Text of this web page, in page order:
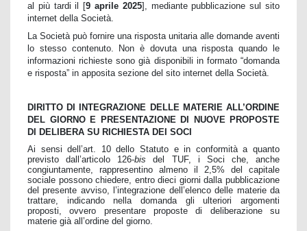
al più tardi il [9 aprile 2025], mediante pubblicazione sul sito
internet della Società.
La Società può fornire una risposta unitaria alle domande aventi
lo stesso contenuto. Non è dovuta una risposta quando le
informazioni richieste sono già disponibili in formato “domanda
e risposta” in apposita sezione del sito internet della Società.
DIRITTO DI INTEGRAZIONE DELLE MATERIE ALL’ORDINE
DEL GIORNO E PRESENTAZIONE DI NUOVE PROPOSTE
DI DELIBERA SU RICHIESTA DEI SOCI
Ai sensi dell’art. 10 dello Statuto e in conformità a quanto
previsto dall’articolo 126-bis del TUF, i Soci che, anche
congiuntamente, rappresentino almeno il 2,5% del capitale
sociale possono chiedere, entro dieci giorni dalla pubblicazione
del presente avviso, l’integrazione dell’elenco delle materie da
trattare, indicando nella domanda gli ulteriori argomenti
proposti, ovvero presentare proposte di deliberazione su
materie già all’ordine del giorno.